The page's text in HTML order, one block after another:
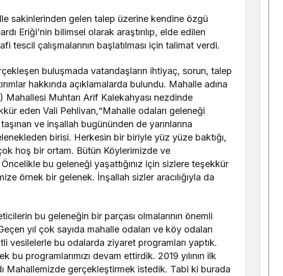
sakinlerinden gelen talep üzerine kendine özgü
Eriği’nin bilimsel olarak araştırılıp, elde edilen
çalışmalarının başlatılması için talimat verdi.
buluşmada vatandaşların ihtiyaç, sorun, talep
hakkında açıklamalarda bulundu. Mahalle adına
Muhtarı Arif Kalekahyası nezdinde
eden Vali Pehlivan,“Mahalle odaları geleneği
ve inşallah bugününden de yarınlarına
birisi. Herkesin bir biriyle yüz yüze baktığı,
hoş bir ortam. Bütün Köylerimizde ve
bu geleneği yaşattığınız için sizlere teşekkür
örnek bir gelenek. İnşallah sizler aracılığıyla da
bu geleneğin bir parçası olmalarının önemli
yıl çok sayıda mahalle odaları ve köy odaları
vesilelerle bu odalarda ziyaret programları yaptık.
programlarımızı devam ettirdik. 2019 yılının ilk
Mahallemizde gerçekleştirmek istedik. Tabi ki burada